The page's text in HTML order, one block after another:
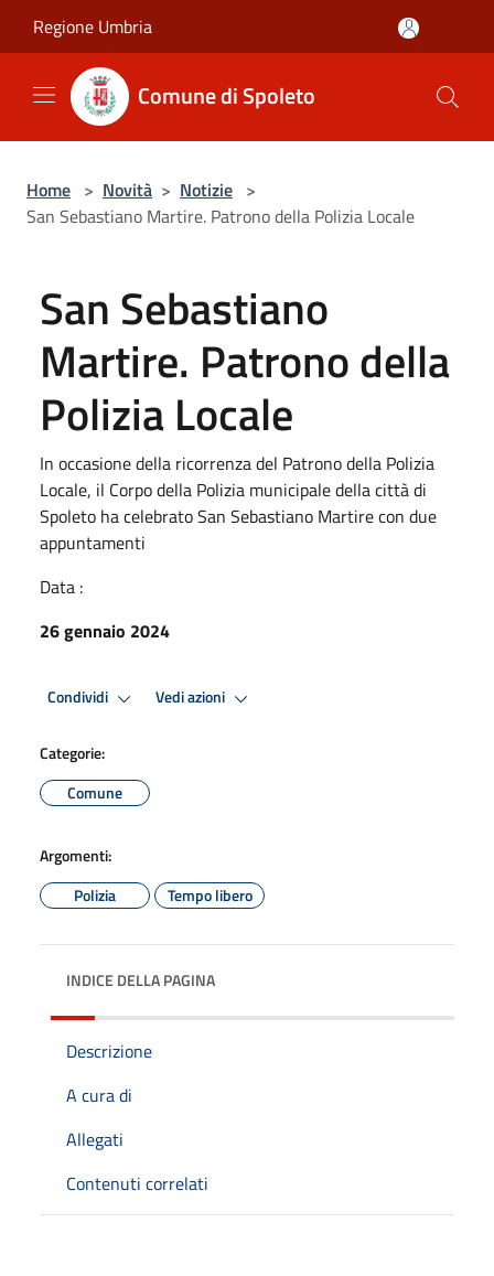
Regione Umbria
Comune di Spoleto
Home > Novità > Notizie >
San Sebastiano Martire. Patrono della Polizia Locale
San Sebastiano
Martire. Patrono della
Polizia Locale
In occasione della ricorrenza del Patrono della Polizia
Locale, il Corpo della Polizia municipale della città di
Spoleto ha celebrato San Sebastiano Martire con due
appuntamenti
Data :
26 gennaio 2024
Condividi Vedi azioni
Categorie:
Comune
Argomenti:
Polizia
Tempo libero
INDICE DELLA PAGINA
Descrizione
A cura di
Allegati
Contenuti correlati